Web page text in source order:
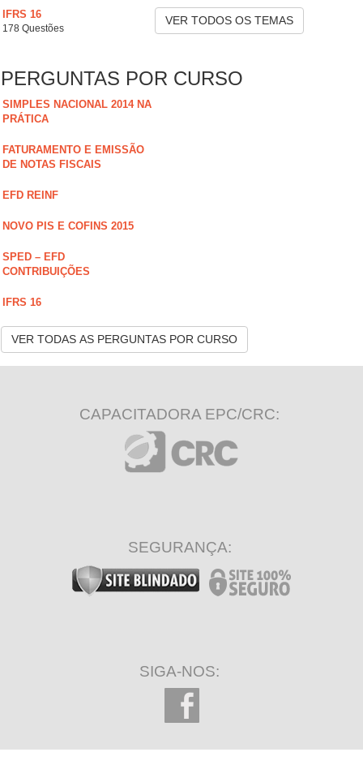
IFRS 16
178 Questões
VER TODOS OS TEMAS
PERGUNTAS POR CURSO
SIMPLES NACIONAL 2014 NA
PRÁTICA
FATURAMENTO E EMISSÃO
DE NOTAS FISCAIS
EFD REINF
NOVO PIS E COFINS 2015
SPED – EFD
CONTRIBUIÇÕES
IFRS 16
VER TODAS AS PERGUNTAS POR CURSO
CAPACITADORA EPC/CRC:
SEGURANÇA:
SIGA-NOS: